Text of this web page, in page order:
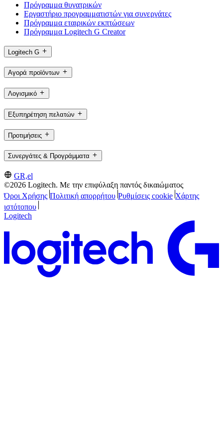
Πρόγραμμα θυγατρικών
Εργαστήριο προγραμματιστών για συνεργάτες
Πρόγραμμα εταιρικών εκπτώσεων
Πρόγραμμα Logitech G Creator
Logitech G
Αγορά προϊόντων
Λογισμικό
Εξυπηρέτηση πελατών
Προτιμήσεις
Συνεργάτες & Προγράμματα
GR,el
©2026 Logitech. Με την επιφύλαξη παντός δικαιώματος
Όροι Χρήσης Πολιτική απορρήτου Ρυθμίσεις cookie Χάρτης
ιστότοπου
Logitech